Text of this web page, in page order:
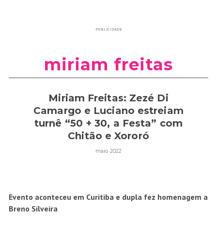
PUBLICIDADE
miriam freitas
Miriam Freitas: Zezé Di
Camargo e Luciano estreiam
turnê “50 + 30, a Festa” com
Chitão e Xororó
maio 2022
Evento aconteceu em Curitiba e dupla fez homenagem a
Breno Silveira